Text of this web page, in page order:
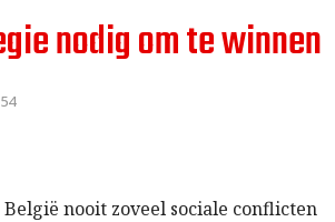
nodig om te winnen
54
nooit zoveel sociale conflicten